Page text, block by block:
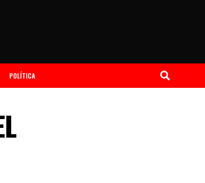
POLÍTICA